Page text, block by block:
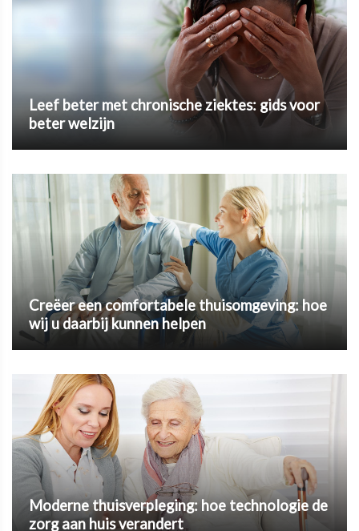
Leef beter met chronische ziektes: gids voor
beter welzijn
Creëer een comfortabele thuisomgeving: hoe
wij u daarbij kunnen helpen
Moderne thuisverpleging: hoe technologie de
zorg aan huis verandert